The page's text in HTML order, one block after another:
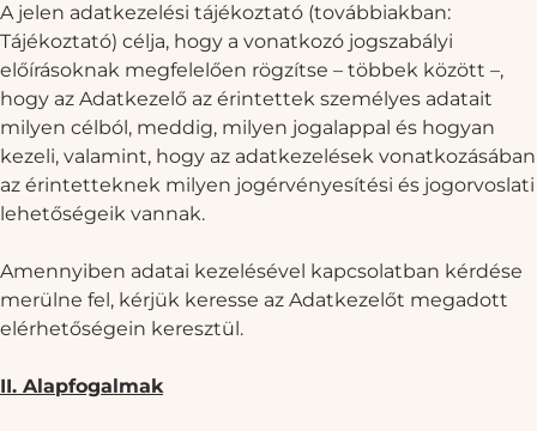
A jelen adatkezelési tájékoztató (továbbiakban:
Tájékoztató) célja, hogy a vonatkozó jogszabályi
előírásoknak megfelelően rögzítse – többek között –,
hogy az Adatkezelő az érintettek személyes adatait
milyen célból, meddig, milyen jogalappal és hogyan
kezeli, valamint, hogy az adatkezelések vonatkozásában
az érintetteknek milyen jogérvényesítési és jogorvoslati
lehetőségeik vannak.
Amennyiben adatai kezelésével kapcsolatban kérdése
merülne fel, kérjük keresse az Adatkezelőt megadott
elérhetőségein keresztül.
II. Alapfogalmak